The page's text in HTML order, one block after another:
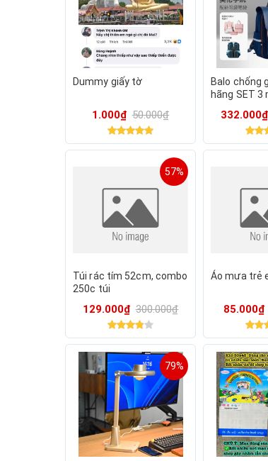
Dummy giấy tờ
1.000₫ 50.000₫
Balo chống
hãng SET 3
332.000₫
57%
Túi rác tím 52cm, combo
250c túi
129.000₫ 300.000₫
Áo mưa trẻ
85.000₫
79%